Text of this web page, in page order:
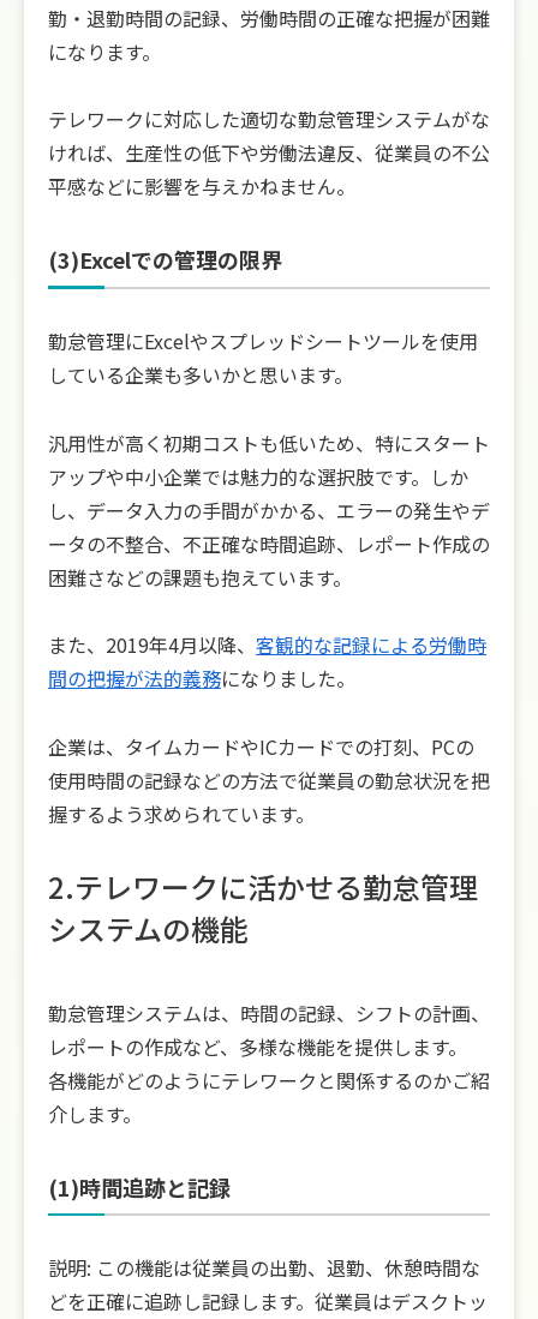
勤・退勤時間の記録、労働時間の正確な把握が困難
になります。
テレワークに対応した適切な勤怠管理システムがな
ければ、生産性の低下や労働法違反、従業員の不公
平感などに影響を与えかねません。
(3)Excelでの管理の限界
勤怠管理にExcelやスプレッドシートツールを使用
している企業も多いかと思います。
汎用性が高く初期コストも低いため、特にスタート
アップや中小企業では魅力的な選択肢です。しか
し、データ入力の手間がかかる、エラーの発生やデ
ータの不整合、不正確な時間追跡、レポート作成の
困難さなどの課題も抱えています。
また、2019年4月以降、 客観的な記録による労働時
間の把握が法的義務になりました。
企業は、タイムカードやICカードでの打刻、PCの
使用時間の記録などの方法で従業員の勤怠状況を把
握するよう求められています。
2.テレワークに活かせる勤怠管理
システムの機能
勤怠管理システムは、時間の記録、シフトの計画、
レポートの作成など、多様な機能を提供します。
各機能がどのようにテレワークと関係するのかご紹
介します。
(1)時間追跡と記録
説明: この機能は従業員の出勤、退勤、休憩時間な
どを正確に追跡し記録します。従業員はデスクトッ